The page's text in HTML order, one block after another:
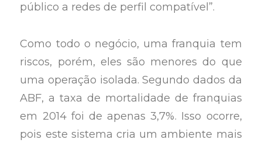
público a redes de perfil compatível”.
Como todo o negócio, uma franquia tem
riscos, porém, eles são menores do que
uma operação isolada. Segundo dados da
ABF, a taxa de mortalidade de franquias
em 2014 foi de apenas 3,7%. Isso ocorre,
pois este sistema cria um ambiente mais